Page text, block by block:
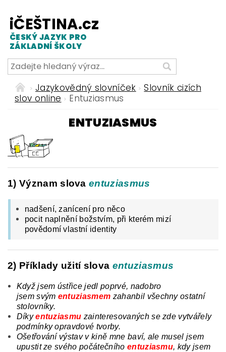
iČEŠTINA.cz
ČESKÝ JAZYK PRO
ZÁKLADNÍ ŠKOLY
Jazykovědný slovníček
Slovník cizích
slov online
Entuziasmus
ENTUZIASMUS
1) Význam slovaentuziasmus
nadšení, zanícení pro něco
pocit naplnění božstvím, při kterém mizí
povědomí vlastní identity
2) Příklady užití slova entuziasmus
Když jsem ústřice jedl poprvé, nadobro
jsem svým entuziasmem zahanbil všechny ostatní
stolovníky.
Díky entuziasmu zainteresovaných se zde vytvářely
podmínky opravdové tvorby.
Ošetřování výstav v kině mne baví, ale musel jsem
upustit ze svého počátečního entuziasmu, kdy jsem